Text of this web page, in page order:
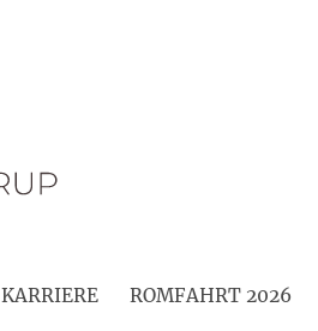
KARRIERE ROMFAHRT 2026